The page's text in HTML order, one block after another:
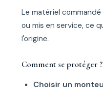
Le matériel
ou mis en service, ce
l'origine.
Comment se protéger ?
Choisir un